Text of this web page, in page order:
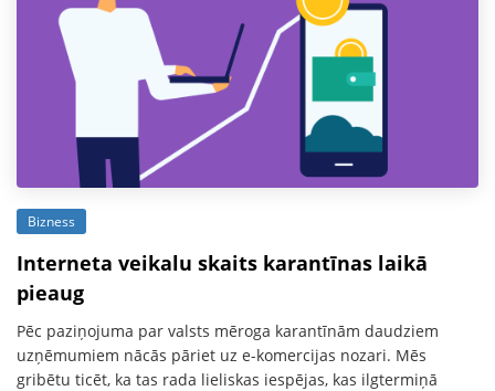
Bizness
Interneta veikalu skaits karantīnas laikā
pieaug
Pēc paziņojuma par valsts mēroga karantīnām daudziem
uzņēmumiem nācās pāriet uz e-komercijas nozari. Mēs
gribētu ticēt, ka tas rada lieliskas iespējas, kas ilgtermiņā